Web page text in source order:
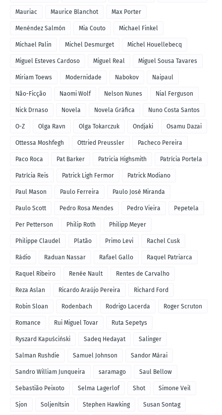
Mauriac Maurice Blanchot Max Porter
Menéndez Salmón Mia Couto Michael Finkel
Michael Palin Michel Desmurget Michel Houellebecq
Miguel Esteves Cardoso Miguel Real Miguel Sousa Tavares
Miriam Toews Modernidade Nabokov Naipaul
Não-Ficção Naomi Wolf Nelson Nunes Nial Ferguson
Nick Drnaso Novela Novela Gráfica Nuno Costa Santos
O-Z Olga Ravn Olga Tokarczuk Ondjaki Osamu Dazai
Ottessa Moshfegh Ottried Preussler Pacheco Pereira
Paco Roca Pat Barker Patricia Highsmith Patrícia Portela
Patrícia Reis Patrick Ligh Fermor Patrick Modiano
Paul Mason Paulo Ferreira Paulo José Miranda
Paulo Scott Pedro Rosa Mendes Pedro Vieira Pepetela
Per Petterson Philip Roth Philipp Meyer
Philippe Claudel Platão Primo Levi Rachel Cusk
Rádio Raduan Nassar Rafael Gallo Raquel Patriarca
Raquel Ribeiro Renée Nault Rentes de Carvalho
Reza Aslan Ricardo Araújo Pereira Richard Ford
Robin Sloan Rodenbach Rodrigo Lacerda Roger Scruton
Romance Rui Miguel Tovar Ruta Sepetys
Ryszard Kapuściński Sadeq Hedayat Salinger
Salman Rushdie Samuel Johnson Sandor Márai
Sandro William Junqueira saramago Saul Bellow
Sebastião Peixoto Selma Lagerlof Shot Simone Veil
Sjon Soljenítsin Stephen Hawking Susan Sontag